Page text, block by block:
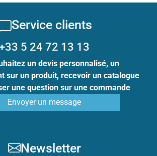
Service clients
5 24 72 13 13
un devis personnalisé, un
sur un produit, recevoir un catalogue
une question sur une commande
Envoyer un message
Newsletter